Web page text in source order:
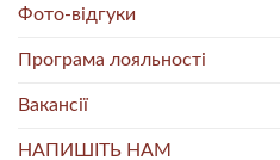
Фото-відгуки
Програма лояльності
Вакансії
НАПИШІТЬ НАМ